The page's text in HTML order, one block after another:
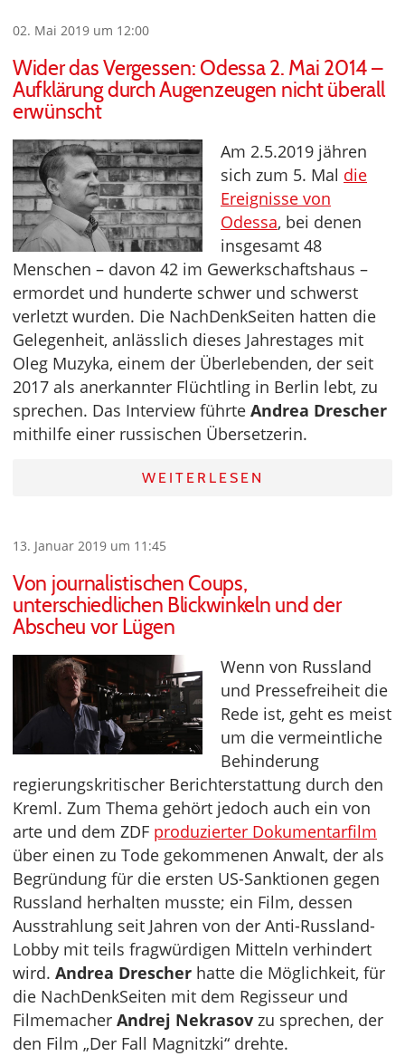
02. Mai 2019 um 12:00
Wider das Vergessen: Odessa 2. Mai 2014 –
Aufklärung durch Augenzeugen nicht überall
erwünscht
Am 2.5.2019 jähren
sich zum 5. Mal die
Ereignisse von
Odessa, bei denen
insgesamt 48
Menschen – davon 42 im Gewerkschaftshaus –
ermordet und hunderte schwer und schwerst
verletzt wurden. Die NachDenkSeiten hatten die
Gelegenheit, anlässlich dieses Jahrestages mit
Oleg Muzyka, einem der Überlebenden, der seit
2017 als anerkannter Flüchtling in Berlin lebt, zu
sprechen. Das Interview führte Andrea Drescher
mithilfe einer russischen Übersetzerin.
WEITERLESEN
13. Januar 2019 um 11:45
Von journalistischen Coups,
unterschiedlichen Blickwinkeln und der
Abscheu vor Lügen
Wenn von Russland
und Pressefreiheit die
Rede ist, geht es meist
um die vermeintliche
Behinderung
regierungskritischer Berichterstattung durch den
Kreml. Zum Thema gehört jedoch auch ein von
arte und dem ZDF produzierter Dokumentarfilm
über einen zu Tode gekommenen Anwalt, der als
Begründung für die ersten US-Sanktionen gegen
Russland herhalten musste; ein Film, dessen
Ausstrahlung seit Jahren von der Anti-Russland-
Lobby mit teils fragwürdigen Mitteln verhindert
wird. Andrea Drescher hatte die Möglichkeit, für
die NachDenkSeiten mit dem Regisseur und
Filmemacher Andrej Nekrasov zu sprechen, der
den Film „Der Fall Magnitzki“ drehte.